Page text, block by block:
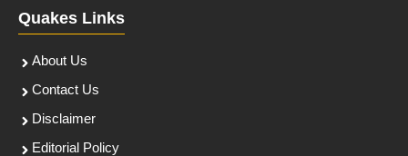
Quakes Links
About Us
Contact Us
Disclaimer
Editorial Policy